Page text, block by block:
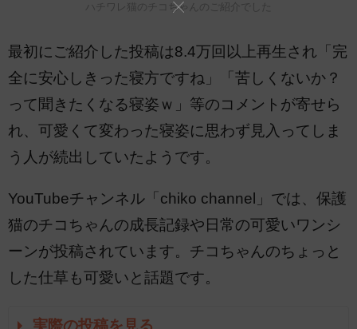
ハチワレ猫のチコちゃんのご紹介でした
最初にご紹介した投稿は8.4万回以上再生され「完
全に安心しきった寝方ですね」「苦しくないか？
って聞きたくなる寝姿ｗ」等のコメントが寄せら
れ、可愛くて変わった寝姿に思わず見入ってしま
う人が続出していたようです。
YouTubeチャンネル「chiko channel」では、保護
猫のチコちゃんの成長記録や日常の可愛いワンシ
ーンが投稿されています。チコちゃんのちょっと
した仕草も可愛いと話題です。
実際の投稿を見る